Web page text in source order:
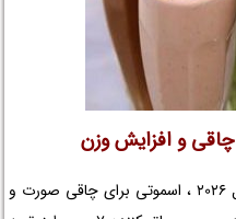
چاقی و افزایش وزن
در این مطلب جدید در سال 1405 و سال 2026 ، اسموتی برای چاقی صورت و